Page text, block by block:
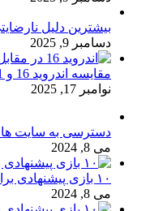
بیشترین دلیل
دسامبر 9, 2025
مقایسه اندروید 16 و iOS 26.1: بررسی کامل سرعت، امنیت و تجربه کاربری
نوامبر 17, 2025
دسترسی به سایت های
می 8, 2024
۱۰ بازی پیشنهادی برای رم زیر ۲ گیگ | به همراه تریلر بازی ها
می 8, 2024